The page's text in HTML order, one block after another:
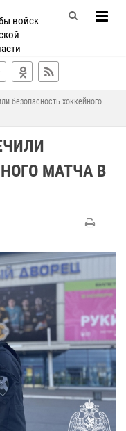
войск
безопасность хоккейного
МАТЧА В